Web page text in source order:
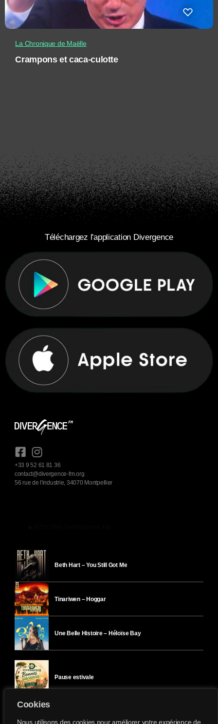
Cookies
Nous utilisons des cookies pour améliorer votre expérience de
La Chronique de Maëlle
Crampons et caca-culotte
Téléchargez l'application Divergence
+33 9 52 61 81 36
contact@divergence-fm.org
56 rue de l'industrie, 34070 Montpellier
Beth Hart – You Still Got Me
Tinariwen – Hoggar
Une Belle Histoire – Héloïse Bay
Pause estivale